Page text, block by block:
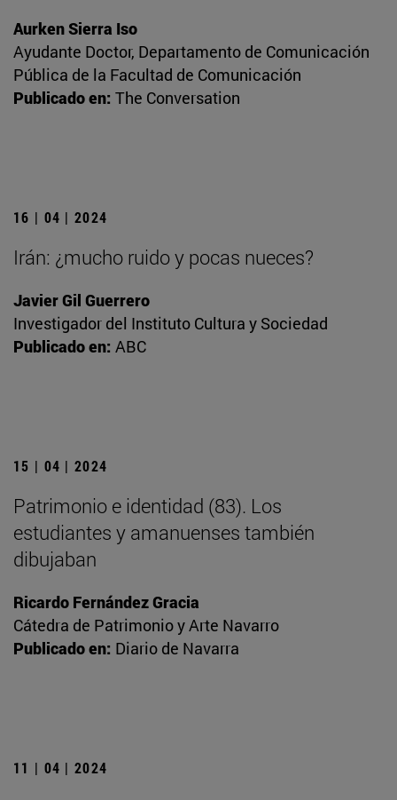
Aurken Sierra Iso
Ayudante Doctor, Departamento de Comunicación
Pública de la Facultad de Comunicación
Publicado en: The Conversation
16 | 04 | 2024
Irán: ¿mucho ruido y pocas nueces?
Javier Gil Guerrero
Investigador del Instituto Cultura y Sociedad
Publicado en: ABC
15 | 04 | 2024
Patrimonio e identidad (83). Los
estudiantes y amanuenses también
dibujaban
Ricardo Fernández Gracia
Cátedra de Patrimonio y Arte Navarro
Publicado en: Diario de Navarra
11 | 04 | 2024